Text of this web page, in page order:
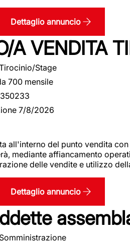
Dettaglio annuncio
A VENDITA
Stage
700 mensile
350233
7/8/2026
all'interno del punto vendita
mediante affiancamento
delle vendite e utilizzo
Dettaglio annuncio
Somministrazione